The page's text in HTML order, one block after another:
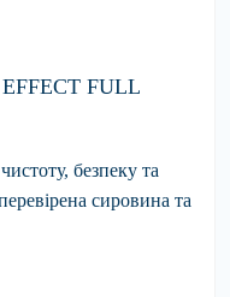
FULL
безпеку та
сировина та